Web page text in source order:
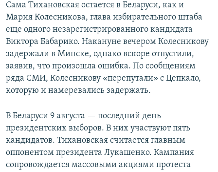
Сама Тихановская остается в Беларуси, как и
Мария Колесникова, глава избирательного штаба
еще одного незарегистрированного кандидата
Виктора Бабарико. Накануне вечером Колесникову
задержали в Минске, однако вскоре отпустили,
заявив, что произошла ошибка. По сообщениям
ряда СМИ, Колесникову «перепутали» с Цепкало,
которую и намеревались задержать.
В Беларуси 9 августа — последний день
президентских выборов. В них участвуют пять
кандидатов. Тихановская считается главным
оппонентом президента Лукашенко. Кампания
сопровождается массовыми акциями протеста